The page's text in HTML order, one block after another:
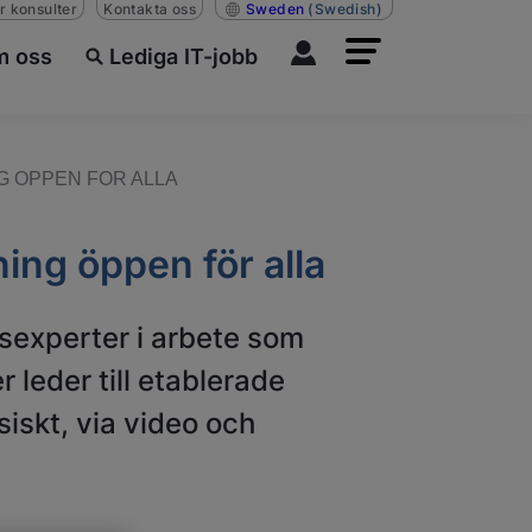
oss Lediga IT-jobb
konsulter Kontakta oss Sweden (Swedish)
OPPEN FOR ALLA
öppen för alla
i arbete som
leder till etablerade
via video och